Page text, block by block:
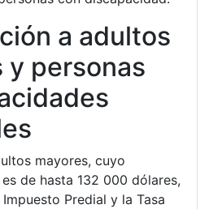
a adultos
y personas
mayores, cuyo
de hasta 132 000 dólares,
Predial y la Tasa